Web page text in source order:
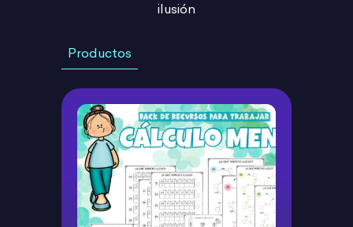
ilusión
Productos